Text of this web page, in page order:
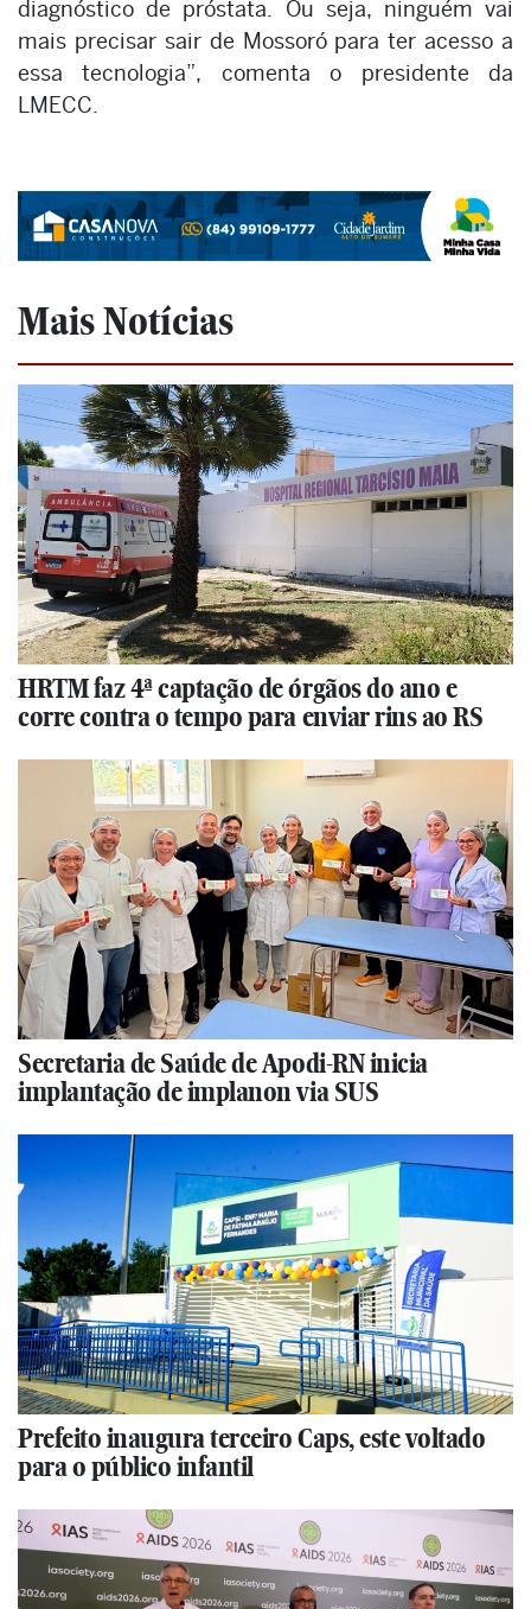
diagnóstico de próstata. Ou seja, ninguém vai
mais precisar sair de Mossoró para ter acesso a
essa tecnologia”, comenta o presidente da
LMECC.
Mais Notícias
HRTM faz 4ª captação de órgãos do ano e
corre contra o tempo para enviar rins ao RS
Secretaria de Saúde de Apodi-RN inicia
implantação de implanon via SUS
Prefeito inaugura terceiro Caps, este voltado
para o público infantil